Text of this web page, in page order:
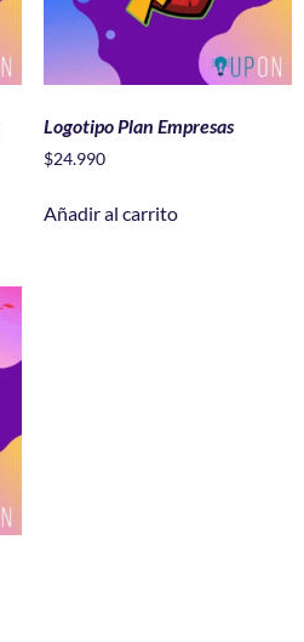
Logotipo Plan Empresas
$24.990
Añadir al carrito